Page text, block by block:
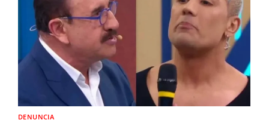
DENUNCIA